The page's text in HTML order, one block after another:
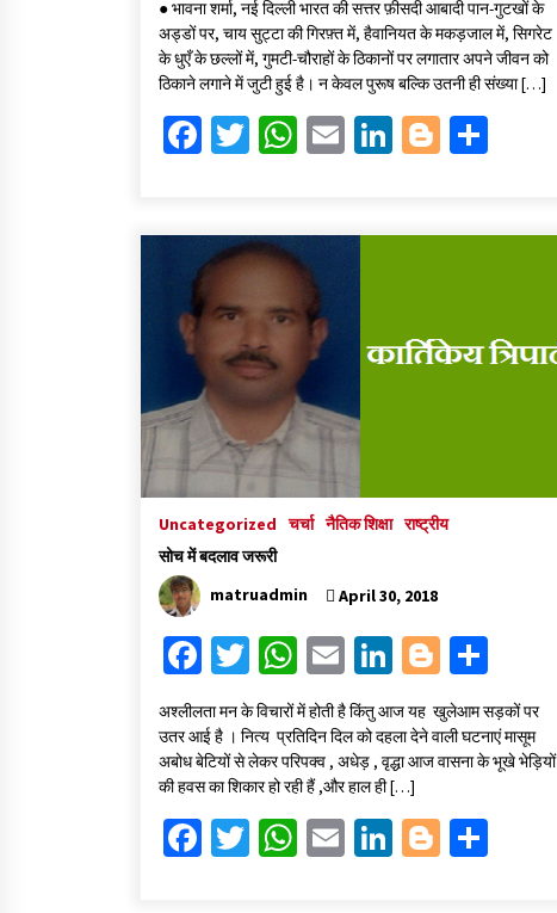
b
o
o
k
tt
er
at
sA
p
p
ai
l
ke
dI
n
gg
er
ar
e
● भावना शर्मा, नई दिल्ली भारत की सत्तर फ़ीसदी आबादी पान-गुटखों के
अड्डों पर, चाय सुट्टा की गिरफ़्त में, हैवानियत के मकड़जाल में, सिगरेट
के धुएँ के छल्लों में, गुमटी-चौराहों के ठिकानों पर लगातार अपने जीवन को
ठिकाने लगाने में जुटी हुई है। न केवल पुरूष बल्कि उतनी ही संख्या […]
Fa
o
o
k
T
er
W
sA
p
p
E
l
Li
dI
Bl
er e
Uncategorized चर्चा नैतिक शिक्षा राष्ट्रीय
सोच में बदलाव जरूरी
matruadmin
April 30, 2018
Fa
b
o
o
k
T
wi
tt
er
W
h
at
sA
p
p
E
m
ai
l
Li
ke
dI
n
Bl
o
gg
er
ar
e
अश्लीलता मन के विचारों में होती है किंतु आज यह खुलेआम सड़कों पर
उतर आई है । नित्य प्रतिदिन दिल को दहला देने वाली घटनाएं मासूम
अबोध बेटियों से लेकर परिपक्व , अधेड़ , वृद्धा आज वासना के भूखे भेड़ियों
की हवस का शिकार हो रही हैं ,और हाल ही […]
Fa T
W E
Li Bl